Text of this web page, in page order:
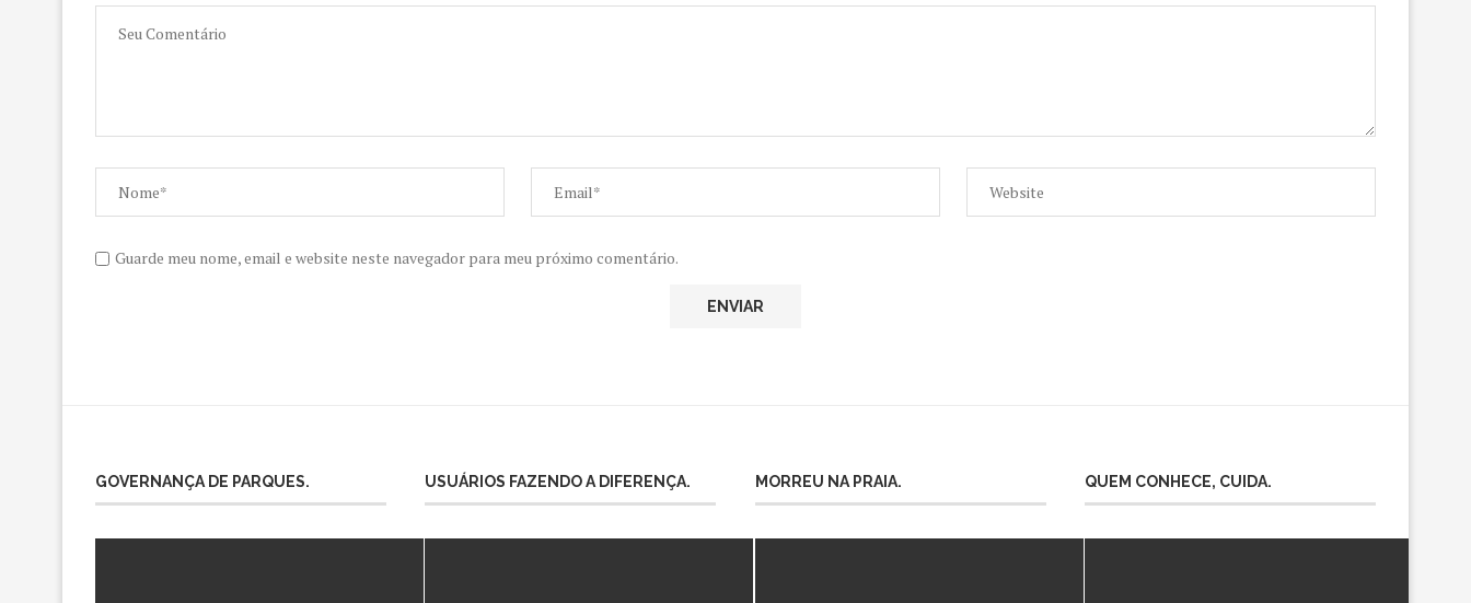
Guarde meu nome, email e website neste navegador para meu próximo comentário.
GOVERNANÇA DE PARQUES. USUÁRIOS FAZENDO A DIFERENÇA. MORREU NA PRAIA. QUEM CONHECE, CUIDA.